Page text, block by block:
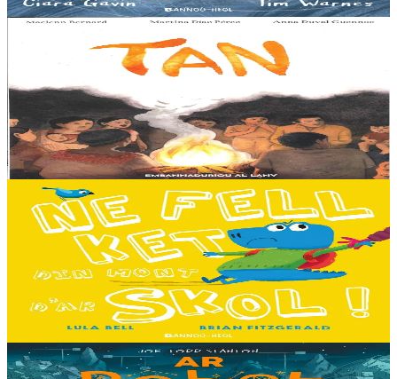
Er stok13,00 €
8 vloaz hag ouzhpenn
E penn uhelañ an torgennoù glas, lec'h ma vez goloet ar menezioù
gant latar ar beurevezhioù disafar, eo kludet ar gêriadennig vaya
anvet Sakamch'en. En tu all...
Er stok11,00 €
3 bloaz hag ouzhpenn
Bannoù-heol
Ne fell ket din mont d'ar skol !
Hiziv emañ devezh skol kentañ Logodennig ha Dinosaorig. Ne fell
ket dezho mont, tamm ebet ! Pa grogo ar c'hentelioù avat e vo ur
pezh mell souezhenn....
13,00 €
8 vloaz hag ouzhpenn
Timilenn